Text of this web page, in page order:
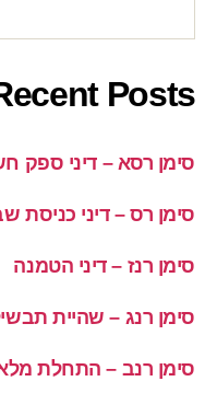
Posts
סימן רסא – דיני ספק
סימן רס – דיני כניסת
סימן רנז – דיני הטמנה
סימן רנג – שהיית
סימן רנב – התחלת